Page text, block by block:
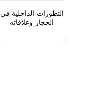
التطورات الداخلية في
الحجاز وعلاقاته